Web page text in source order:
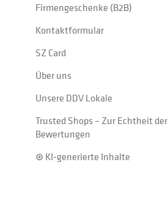
Firmengeschenke (B2B)
Kontaktformular
SZ Card
Über uns
Unsere DDV Lokale
Trusted Shops – Zur Echtheit der
Bewertungen
⊛ KI-generierte Inhalte